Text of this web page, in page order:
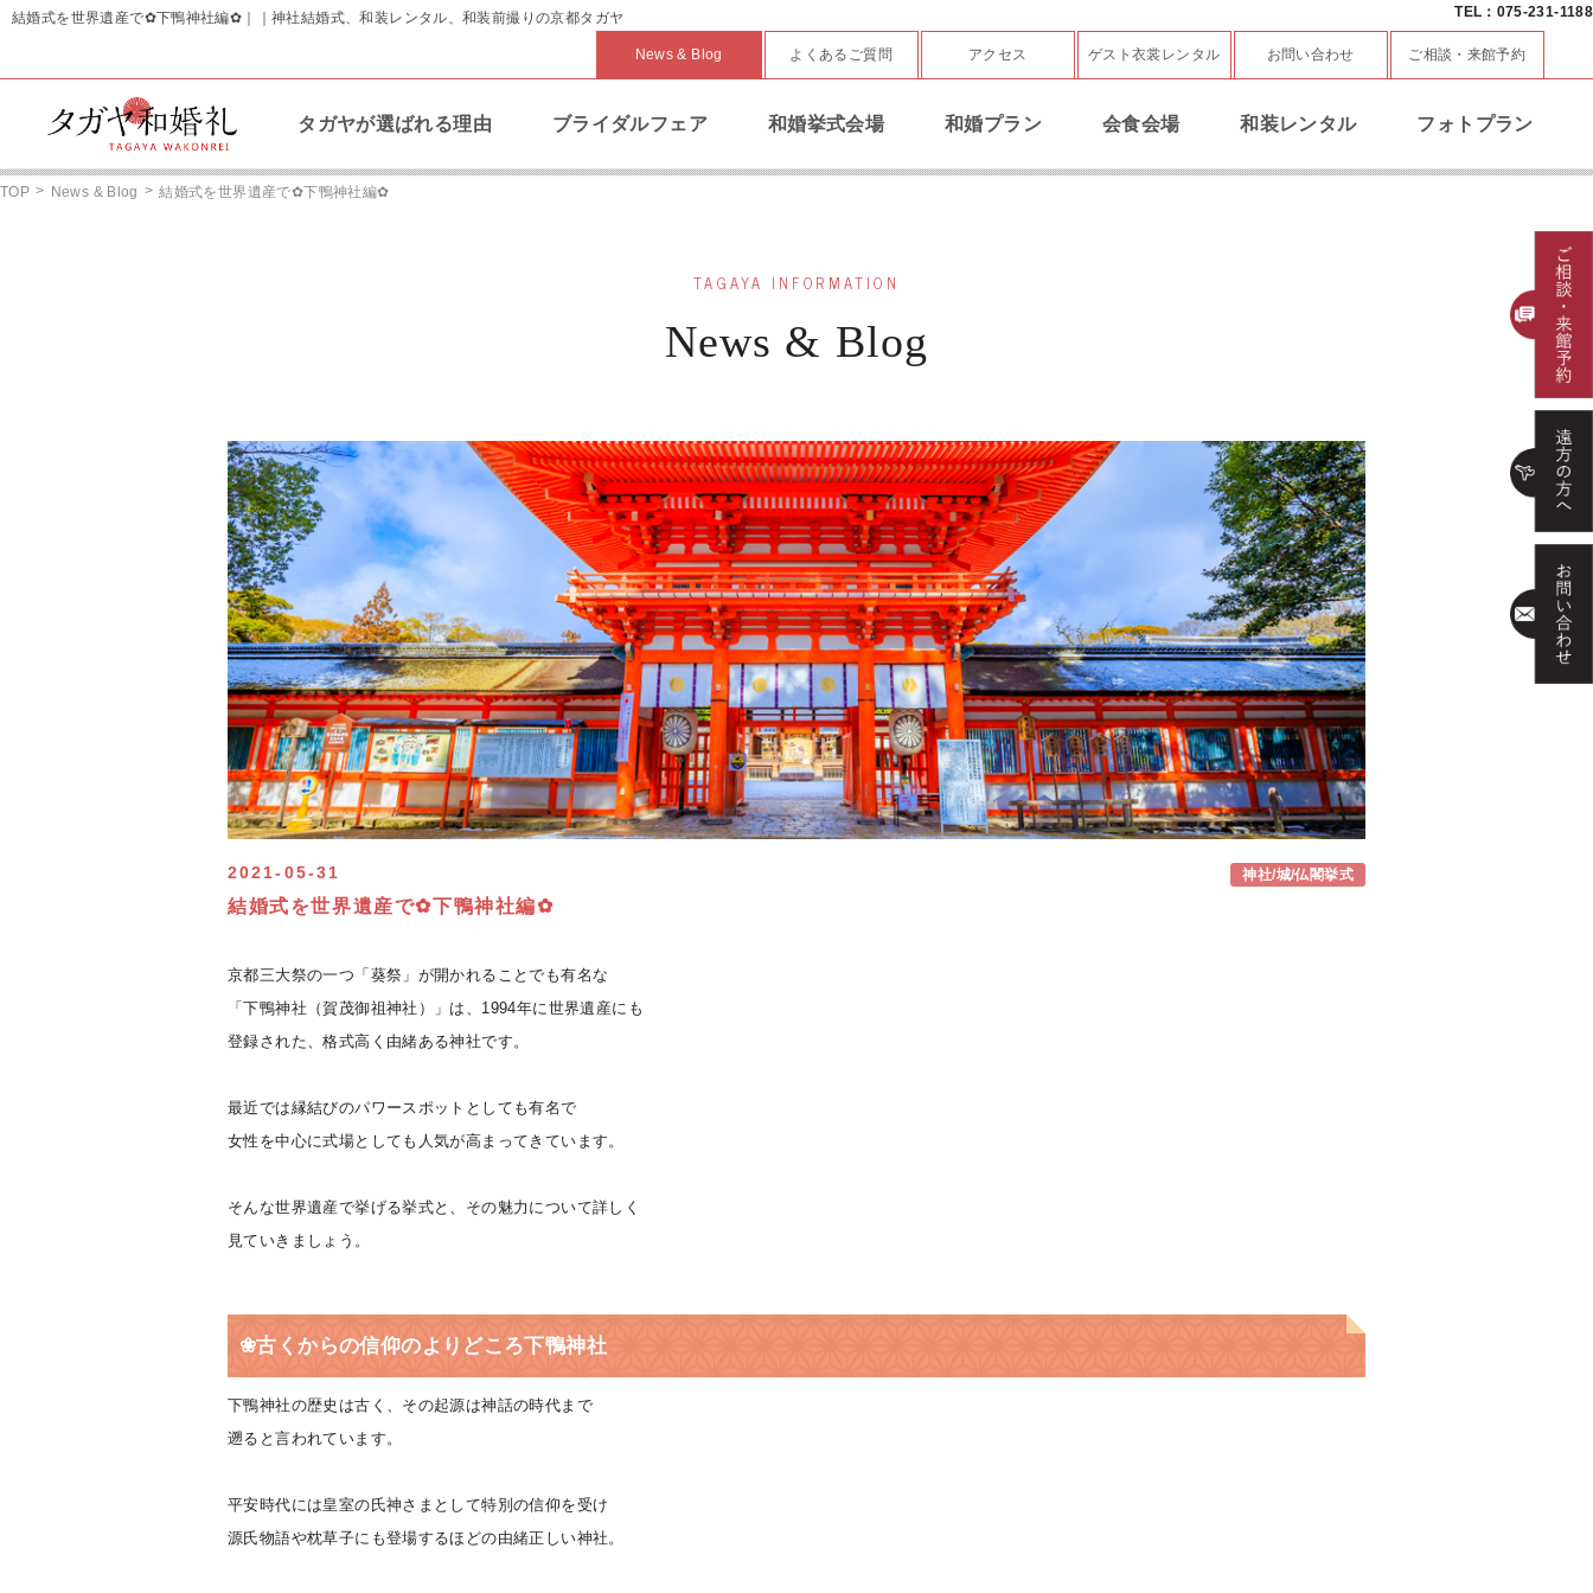
結婚式を世界遺産で✿下鴨神社編✿｜｜神社結婚式、和装レンタル、和装前撮りの京都タガヤ TEL：075-231-1188
News & Blog よくあるご質問 アクセス ゲスト衣裳レンタル お問い合わせ ご相談・来館予約
タガヤが選ばれる理由 ブライダルフェア 和婚挙式会場 和婚プラン 会食会場 和装レンタル フォトプラン
TOP > News & Blog > 結婚式を世界遺産で✿下鴨神社編✿
TAGAYA INFORMATION
News & Blog
2021-05-31 神社/城/仏閣挙式
結婚式を世界遺産で✿下鴨神社編✿
京都三大祭の一つ「葵祭」が開かれることでも有名な
「下鴨神社（賀茂御祖神社）」は、1994年に世界遺産にも
登録された、格式高く由緒ある神社です。
最近では縁結びのパワースポットとしても有名で
女性を中心に式場としても人気が高まってきています。
そんな世界遺産で挙げる挙式と、その魅力について詳しく
見ていきましょう。
❀古くからの信仰のよりどころ下鴨神社
下鴨神社の歴史は古く、その起源は神話の時代まで
遡ると言われています。
平安時代には皇室の氏神さまとして特別の信仰を受け
源氏物語や枕草子にも登場するほどの由緒正しい神社。